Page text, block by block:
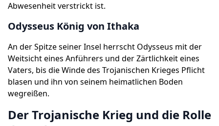
Abwesenheit verstrickt ist.
Odysseus König von Ithaka
An der Spitze seiner Insel herrscht Odysseus mit der
Weitsicht eines Anführers und der Zärtlichkeit eines
Vaters, bis die Winde des Trojanischen Krieges Pflicht
blasen und ihn von seinem heimatlichen Boden
wegreißen.
Der Trojanische Krieg und die Rolle